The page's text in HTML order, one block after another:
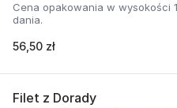
Cena opakowania w wysokości
dania.
56,50 zł
Filet z Dorady